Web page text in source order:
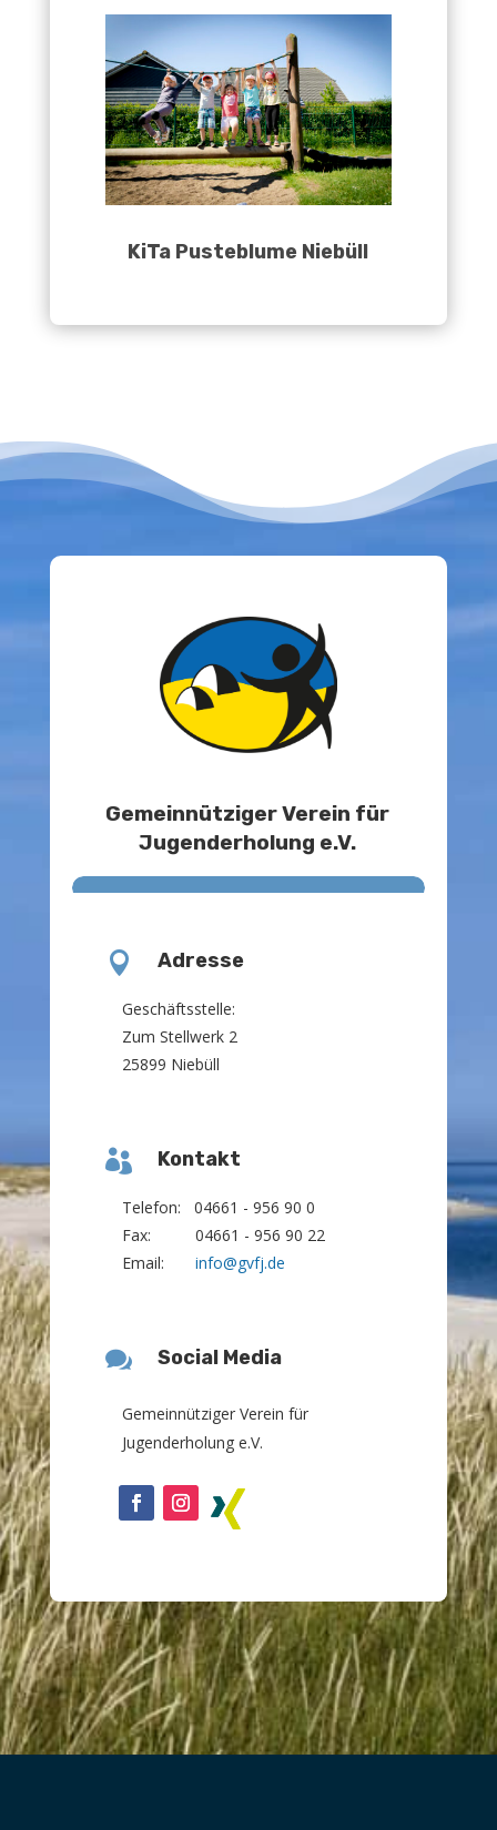
KiTa Pusteblume Niebüll
Gemeinnütziger Verein für
Jugenderholung e.V.
 Adresse
Geschäftsstelle:
Zum Stellwerk 2
25899 Niebüll
 Kontakt
Telefon: 04661 - 956 90 0
Fax: 04661 - 956 90 22
Email: info@gvfj.de
 Social Media
Gemeinnütziger Verein für
Jugenderholung e.V.